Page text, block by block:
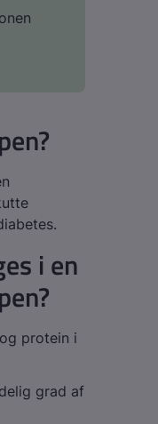
i en
protein i
grad af